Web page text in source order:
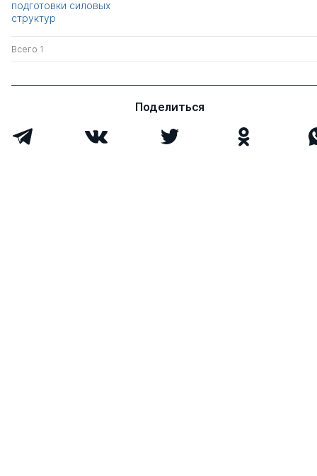
подготовки силовых
структур
Всего 1
Поделиться